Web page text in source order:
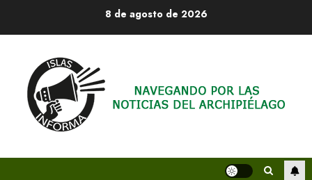
8 de agosto de 2026